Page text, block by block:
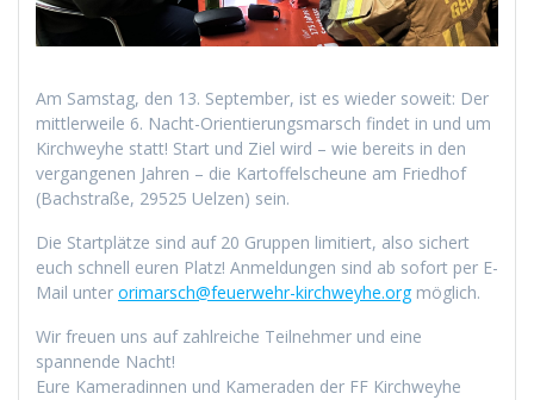
Am Samstag, den 13. September, ist es wieder soweit: Der
mittlerweile 6. Nacht-Orientierungsmarsch findet in und um
Kirchweyhe statt! Start und Ziel wird – wie bereits in den
vergangenen Jahren – die Kartoffelscheune am Friedhof
(Bachstraße, 29525 Uelzen) sein.
Die Startplätze sind auf 20 Gruppen limitiert, also sichert
euch schnell euren Platz! Anmeldungen sind ab sofort per E-
Mail unter orimarsch@feuerwehr-kirchweyhe.orgmöglich.
Wir freuen uns auf zahlreiche Teilnehmer und eine
spannende Nacht!
Eure Kameradinnen und Kameraden der FF Kirchweyhe